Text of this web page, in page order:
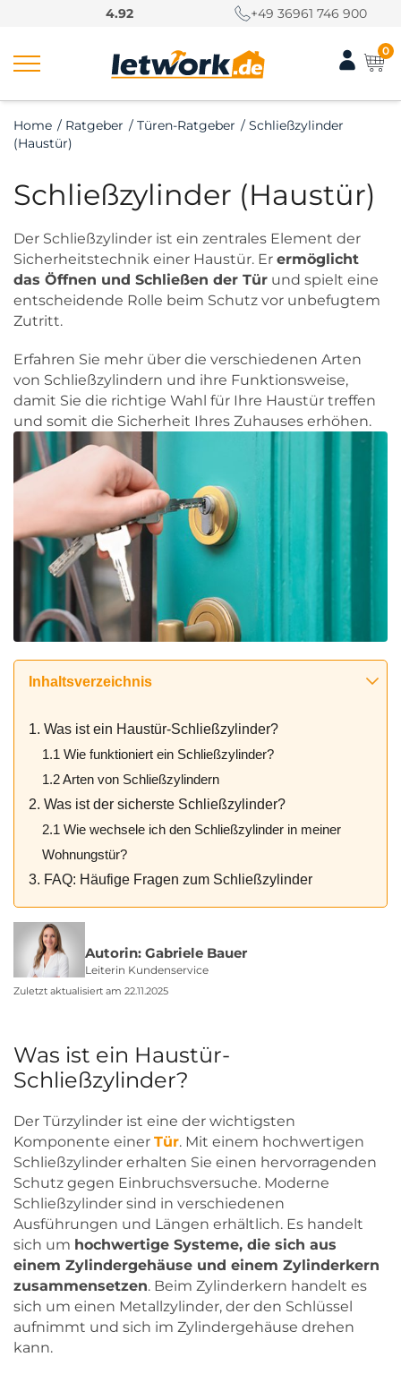
4.92 +49 36961 746 900
0
Home / Ratgeber / Türen-Ratgeber / Schließzylinder
(Haustür)
Schließzylinder (Haustür)
Der Schließzylinder ist ein zentrales Element der
Sicherheitstechnik einer Haustür. Er ermöglicht
das Öffnen und Schließen der Tür und spielt eine
entscheidende Rolle beim Schutz vor unbefugtem
Zutritt.
Erfahren Sie mehr über die verschiedenen Arten
von Schließzylindern und ihre Funktionsweise,
damit Sie die richtige Wahl für Ihre Haustür treffen
und somit die Sicherheit Ihres Zuhauses erhöhen.
Inhaltsverzeichnis
1. Was ist ein Haustür-Schließzylinder?
1.1 Wie funktioniert ein Schließzylinder?
1.2 Arten von Schließzylindern
2. Was ist der sicherste Schließzylinder?
2.1 Wie wechsele ich den Schließzylinder in meiner
Wohnungstür?
3. FAQ: Häufige Fragen zum Schließzylinder
Autorin: Gabriele Bauer
Leiterin Kundenservice
Zuletzt aktualisiert am 22.11.2025
Was ist ein Haustür-
Schließzylinder?
Der Türzylinder ist eine der wichtigsten
Komponente einer Tür. Mit einem hochwertigen
Schließzylinder erhalten Sie einen hervorragenden
Schutz gegen Einbruchsversuche. Moderne
Schließzylinder sind in verschiedenen
Ausführungen und Längen erhältlich. Es handelt
sich um hochwertige Systeme, die sich aus
einem Zylindergehäuse und einem Zylinderkern
zusammensetzen. Beim Zylinderkern handelt es
sich um einen Metallzylinder, der den Schlüssel
aufnimmt und sich im Zylindergehäuse drehen
kann.